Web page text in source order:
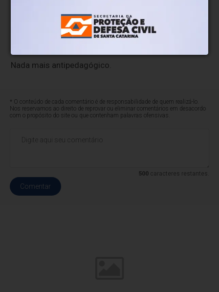
e por sua capacidade produtiva.
Premia-se quem não faz o dever de casa.
Nada mais antipedagógico.
* O conteúdo de cada comentário é de responsabilidade de quem realizá-lo.
Nos reservamos ao direito de reprovar ou eliminar comentários em desacordo
com o propósito do site ou que contenham palavras ofensivas.
500caracteres restantes.
Comentar